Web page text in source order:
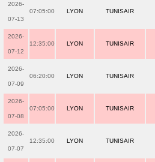
2026-
07-13
07:05:00 LYON TUNISAIR
2026-
07-12
12:35:00 LYON TUNISAIR
2026-
07-09
06:20:00 LYON TUNISAIR
2026-
07-08
07:05:00 LYON TUNISAIR
2026-
07-07
12:35:00 LYON TUNISAIR